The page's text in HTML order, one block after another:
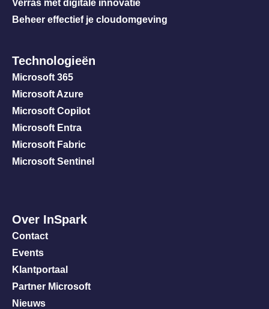
Verras met digitale innovatie
Beheer effectief je cloudomgeving
Technologieën
Microsoft 365
Microsoft Azure
Microsoft Copilot
Microsoft Entra
Microsoft Fabric
Microsoft Sentinel
Over InSpark
Contact
Events
Klantportaal
Partner Microsoft
Nieuws